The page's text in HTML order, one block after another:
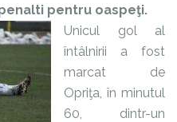
pentru oaspeţi.
Unicul gol al
întâlnirii a fost
marcat de
Opriţa, în minutul
60, dintr-un